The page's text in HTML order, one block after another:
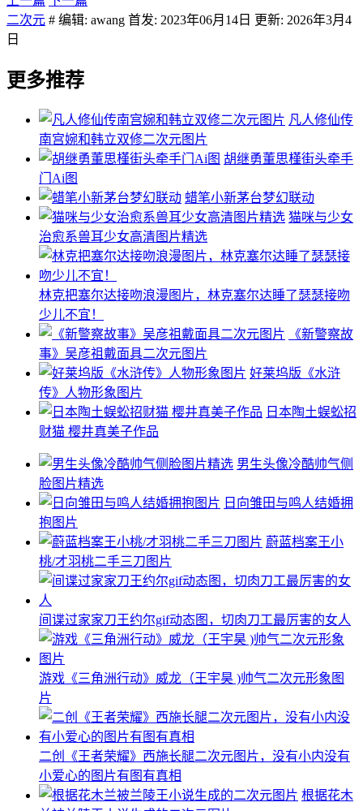
二次元 # 编辑: awang 首发: 2023年06月14日 更新: 2026年3月4
日
更多推荐
凡人修仙传
南宫婉和韩立双修二次元图片
胡继勇董思槿街头牵手
门Ai图
蜡笔小新茅台梦幻联动
猫咪与少女
治愈系兽耳少女高清图片精选
林克把塞尔达接吻浪漫图片，林克塞尔达睡了瑟瑟接吻
少儿不宜！
《新警察故
事》吴彦祖戴面具二次元图片
好莱坞版《水浒
传》人物形象图片
日本陶土蜈蚣招
财猫 樱井真美子作品
男生头像冷酷帅气侧
脸图片精选
日向雏田与鸣人结婚拥
抱图片
蔚蓝档案王小
桃/才羽桃二手三刀图片
间谍过家家刀王约尔gif动态图，切肉刀工最厉害的女人
游戏《三角洲行动》威龙（王宇昊 )帅气二次元形象图
片
二创《王者荣耀》西施长腿二次元图片，没有小内没有
小爱心的图片有图有真相
根据花木